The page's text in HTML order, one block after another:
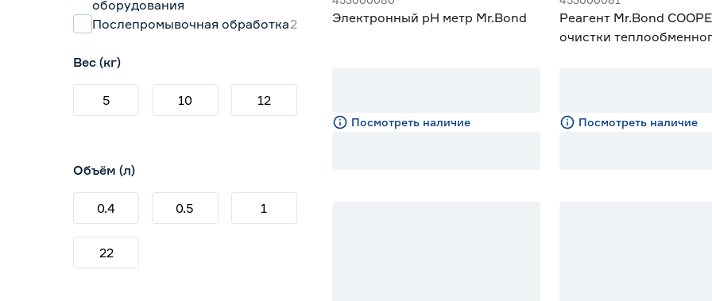
оборудования
Послепромывочная обработка2
Вес (кг)
5 10 12
Объём (л)
0.4 0.5 1
22
Электронный рН метр Mr.Bond
Посмотреть наличие
Реагент Mr.Bond
очистки
Посмотреть наличие